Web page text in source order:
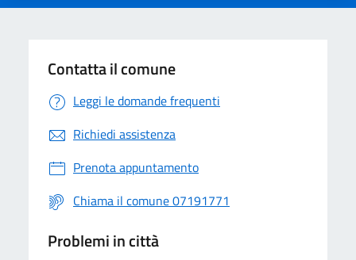
Contatta il comune
Leggi le domande frequenti
Richiedi assistenza
Prenota appuntamento
Chiama il comune 07191771
Problemi in città